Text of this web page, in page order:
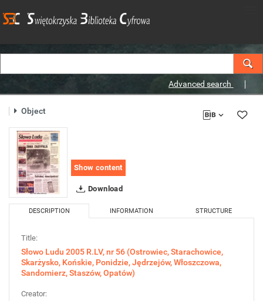
Advanced search
Object
Show content
Download
DESCRIPTION INFORMATION STRUCTURE
Title:
Słowo Ludu 2005 R.LV, nr 56 (Ostrowiec, Starachowice,
Skarżysko, Końskie, Ponidzie, Jędrzejów, Włoszczowa,
Sandomierz, Staszów, Opatów)
Creator: